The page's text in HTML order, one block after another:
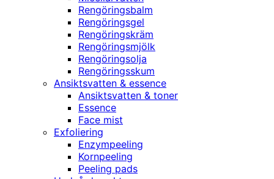
Rengöringsbalm
Rengöringsgel
Rengöringskräm
Rengöringsmjölk
Rengöringsolja
Rengöringsskum
Ansiktsvatten & essence
Ansiktsvatten & toner
Essence
Face mist
Exfoliering
Enzympeeling
Kornpeeling
Peeling pads